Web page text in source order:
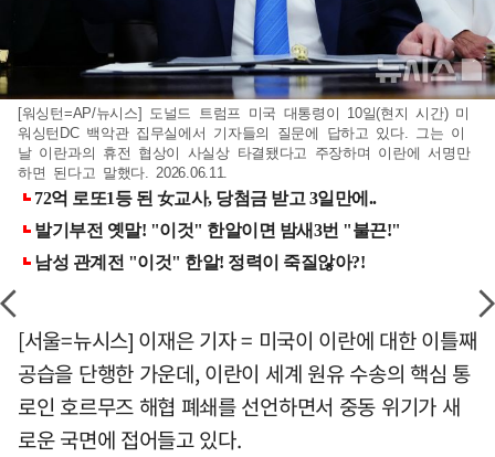
[워싱턴=AP/뉴시스] 도널드 트럼프 미국 대통령이 10일(현지 시간) 미
워싱턴DC 백악관 집무실에서 기자들의 질문에 답하고 있다. 그는 이
날 이란과의 휴전 협상이 사실상 타결됐다고 주장하며 이란에 서명만
하면 된다고 말했다. 2026.06.11.
[서울=뉴시스] 이재은 기자 = 미국이 이란에 대한 이틀째
공습을 단행한 가운데, 이란이 세계 원유 수송의 핵심 통
로인 호르무즈 해협 폐쇄를 선언하면서 중동 위기가 새
로운 국면에 접어들고 있다.